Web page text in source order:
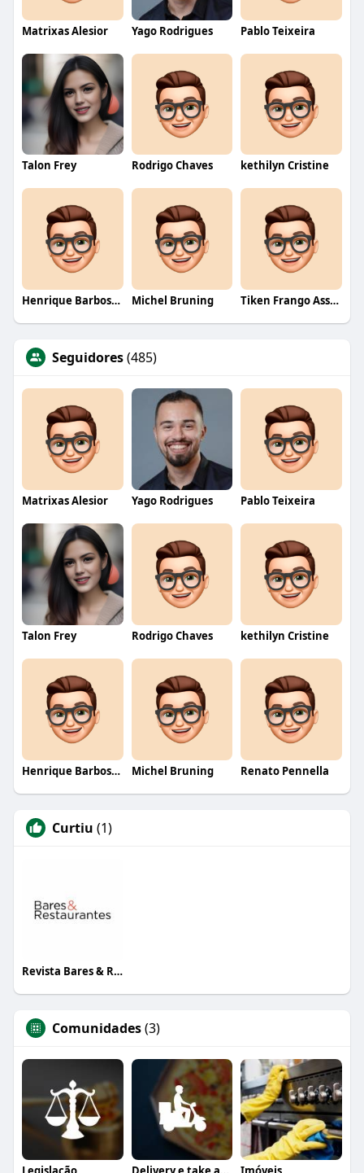
Matrixas Alesior Yago Rodrigues Pablo Teixeira
Talon Frey Rodrigo Chaves kethilyn Cristine
Henrique Barbosa Yokobataki Michel Bruning Tiken Frango Assado
Seguidores(485)
Matrixas Alesior Yago Rodrigues Pablo Teixeira
Talon Frey Rodrigo Chaves kethilyn Cristine
Henrique Barbosa Yokobataki Michel Bruning Renato Pennella
Curtiu (1)
Revista Bares & Restaurantes
Comunidades(3)